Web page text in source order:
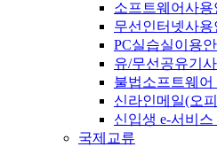
소프트웨어사용
무선인터넷사용
PC실습실이용
유/무선공유기
불법소프트웨어
신라인메일(오
신입생 e-서비스
국제교류